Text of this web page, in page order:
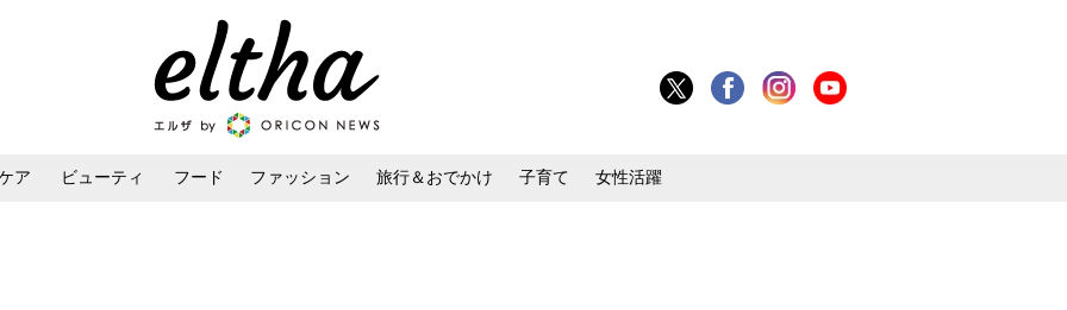
ア ビューティ フード ファッション 旅行＆おでかけ 子育て 女性活躍